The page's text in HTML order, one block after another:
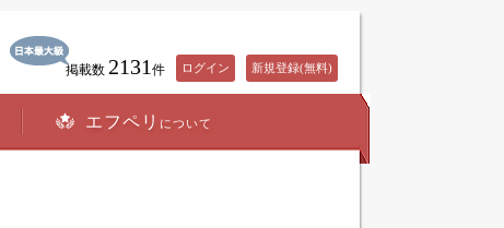
掲載数 2131 件 ログイン 新規登録(無料)
エフペリ について